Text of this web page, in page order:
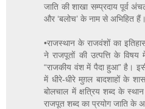
जाति की शाखा सम्प्रदाय पूर्व
और ‘बलोच’ के नाम से अभिहित
•राजस्थान के राजवंशों का
ने राजपूतों की उत्पत्ति के
“राजकीय वंश में पैदा हुआ” है।
में धीरे-धीरे मुग़ल बादशाहों के
बोलचाल में क्षत्रिय शब्द के
राजपूत शब्द का प्रयोग जाति के